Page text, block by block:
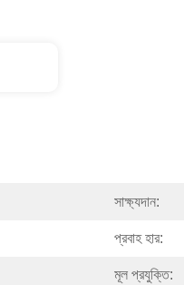
সাক্ষ্যদান:
প্রবাহ হার:
মূল প্রযুক্তি: